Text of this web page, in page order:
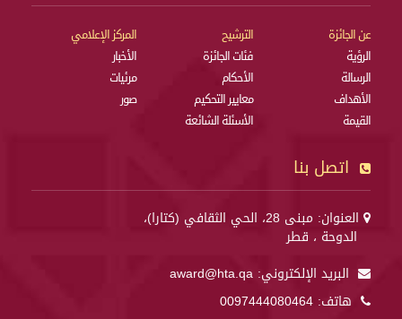
عن الجائزة
الرؤية
الرسالة
الأهداف
القيمة
الترشيح
فئات الجائزة
الأحكام
معايير التحكيم
الأسئلة الشائعة
المركز الإعلامي
الأخبار
مرئيات
صور
اتصل بنا
العنوان: مبنى 28، الحي الثقافي (كتارا)،
الدوحة ، قطر
البريد الإلكتروني: award@hta.qa
هاتف: 0097444080464